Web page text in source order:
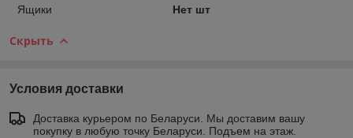
Ящики
Нет шт
Скрыть
Условия доставки
Доставка курьером по Беларуси. Мы доставим вашу
покупку в любую точку Беларуси. Подъем на этаж.